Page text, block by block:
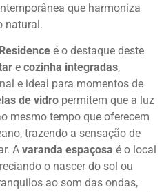
que harmoniza
natural.
é o destaque deste
e cozinha integradas,
e ideal para momentos de
de vidro permitem que a luz
mesmo tempo que oferecem
trazendo a sensação de
A varanda espaçosa é o local
o nascer do sol ou
ao som das ondas,